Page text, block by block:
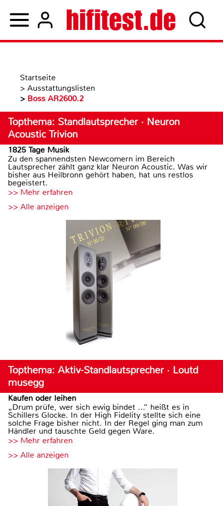
Startseite
> Ausstattungslisten
> Boss AR2600.2
Topthema: Standlautsprecher · Neuron
Acoustic Trivion
1825 Tage Musik
Zu den spannendsten Newcomern im Bereich
Lautsprecher zählt ganz klar Neuron Acoustic. Was wir
bisher aus Heilbronn gehört haben, hat uns restlos
begeistert.
>> Mehr erfahren
>> Alle anzeigen
Topthema: Aktiv-Standlautsprecher · Loutd
musegg
Kaufen oder leihen
„Drum prüfe, wer sich ewig bindet ...“ heißt es in
Schillers Glocke. In der High Fidelity stellte sich eine
solche Frage bisher nicht. In der Regel ging man zum
Händler und tauschte Geld gegen Ware.
>> Mehr erfahren
>> Alle anzeigen